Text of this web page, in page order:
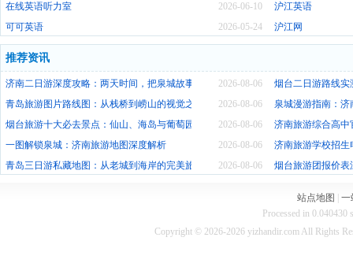
2026-06-10
在线英语听力室
沪江英语
2026-05-24
可可英语 沪江网
推荐资讯
2026-08-06
济南二日游深度攻略：两天时间，把泉城故事装进心里
烟台二日游路线
2026-08-06
青岛旅游图片路线图：从栈桥到崂山的视觉之旅
泉城漫游指南：
2026-08-06
烟台旅游十大必去景点：仙山、海岛与葡萄园，十重山海风情
济南旅游综合高
2026-08-06
一图解锁泉城：济南旅游地图深度解析
济南旅游学校招
2026-08-06
青岛三日游私藏地图：从老城到海岸的完美旅程 烟台旅游团报价
站点地图
一
Processed in 0.040430
Copyright © 2026-2026 yizhandir.com All Rights